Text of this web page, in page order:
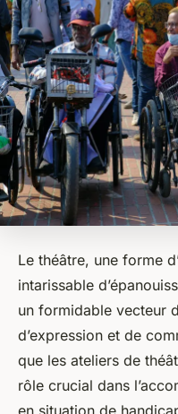
Le théâtre, une forme
intarissable
un formidable vecteur
d’expression et de
que les ateliers de
rôle crucial dans